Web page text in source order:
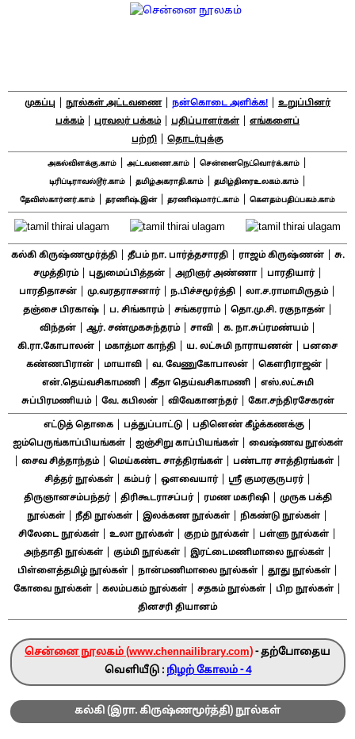
முகப்பு நூல்கள் அட்டவணை| நன்கொடை அளிக்க!
உறுப்பினர்
பக்கம்| புரவலர் பக்கம்| பதிப்பாளர்கள்
எங்களைப்
பற்றி
தொடர்புக்கு
அகல்விளக்கு.காம் அட்டவணை.காம் சென்னைநெட்வொர்க்.காம்
டிரிப்டிராவல்டூர்.காம்| தமிழ்அகராதி.காம்| தமிழ்திரைஉலகம்.காம்|
தேவிஸ்கார்னர்.காம் தரணிஷ்.இன்| தரணிஷ்மார்ட்.காம் கௌதம்பதிப்பகம்.காம்
கல்கி கிருஷ்ணமூர்த்தி| தீபம் நா. பார்த்தசாரதி| ராஜம் கிருஷ்ணன்|
சு.
சமுத்திரம்| புதுமைப்பித்தன்| அறிஞர் அண்ணா| பாரதியார்|
பாரதிதாசன் மு.வரதராசனார்| ந.பிச்சமூர்த்தி லா.ச.ராமாமிருதம்|
தஞ்சை பிரகாஷ்| ப. சிங்காரம்| சங்கரராம்| தொ.மு.சி. ரகுநாதன்|
விந்தன்| ஆர். சண்முகசுந்தரம்| சாவி| க. நா.சுப்ரமண்யம்|
கி.ரா.கோபாலன் மகாத்மா காந்தி ய. லட்சுமி நாராயணன்
பனசை
கண்ணபிரான்| மாயாவி| வ. வேணுகோபாலன்| கௌரிராஜன்|
என்.தெய்வசிகாமணி| கீதா தெய்வசிகாமணி|
எஸ்.லட்சுமி
சுப்பிரமணியம்| வே. கபிலன்| விவேகானந்தர்| கோ.சந்திரசேகரன்
எட்டுத் தொகை| பத்துப்பாட்டு| பதினெண் கீழ்க்கணக்கு|
ஐம்பெருங்காப்பியங்கள்| ஐஞ்சிறு காப்பியங்கள்| வைஷ்ணவ நூல்கள்
சைவ சித்தாந்தம்| மெய்கண்ட சாத்திரங்கள் பண்டார சாத்திரங்கள்
சித்தர் நூல்கள்| கம்பர்| ஔவையார்| ஸ்ரீ குமரகுருபரர்|
திருஞானசம்பந்தர்| திரிகூடராசப்பர்| ரமண மகரிஷி|
முருக பக்தி
நூல்கள்
நீதி நூல்கள் இலக்கண நூல்கள் நிகண்டு நூல்கள்
சிலேடை நூல்கள் உலா நூல்கள் குறம் நூல்கள் பள்ளு நூல்கள்
அந்தாதி நூல்கள்| கும்மி நூல்கள்| இரட்டைமணிமாலை நூல்கள்|
பிள்ளைத்தமிழ் நூல்கள்| நான்மணிமாலை நூல்கள்| தூது நூல்கள்|
கோவை நூல்கள் கலம்பகம் நூல்கள் சதகம் நூல்கள் பிற நூல்கள்
தினசரி தியானம்
சென்னை நூலகம் (www.chennailibrary.com)- தற்போதைய
வெளியீடு : நிழற் கோலம் - 4
கல்கி (இரா. கிருஷ்ணமூர்த்தி) நூல்கள்